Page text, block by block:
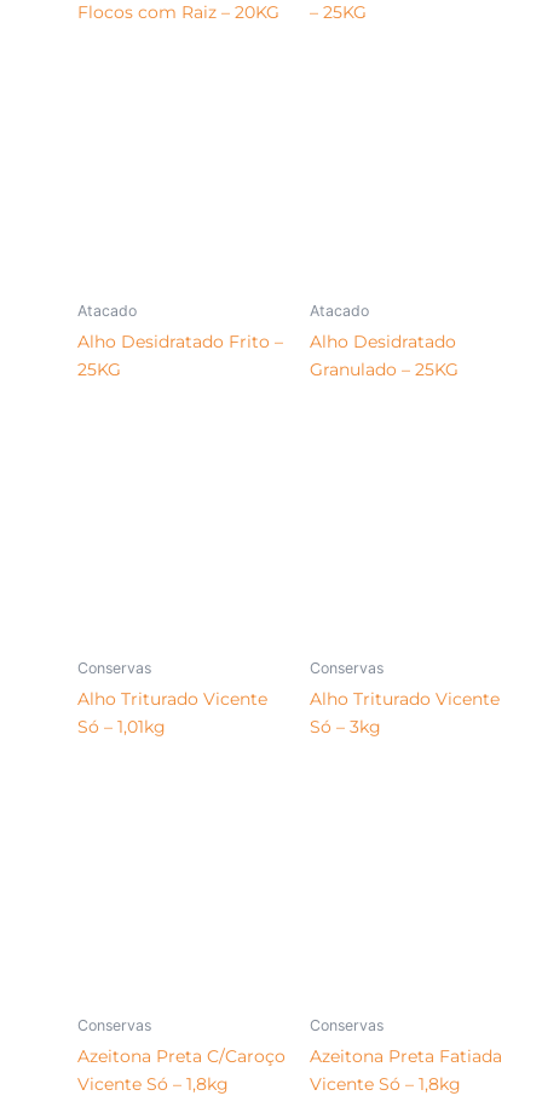
Flocos com Raiz – 20KG
– 25KG
Atacado
Alho Desidratado Frito –
25KG
Atacado
Alho Desidratado
Granulado – 25KG
Conservas
Alho Triturado Vicente
Só – 1,01kg
Conservas
Alho Triturado Vicente
Só – 3kg
Conservas
Azeitona Preta C/Caroço
Vicente Só – 1,8kg
Conservas
Azeitona Preta Fatiada
Vicente Só – 1,8kg